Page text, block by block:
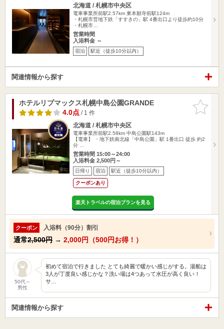
北海道 / 札幌市中央区
電車事業所前駅2.57km 東本願寺前駅124m
・札幌市営地下鉄「すすきの」駅 4番出口より徒歩約10分
・札幌市…
営業時間
入浴料金 ～
宿泊 駅近（徒歩10分以内）
関連情報から探す
お気に入
りに追加
ホテルリブマックス札幌中島公園GRANDE
4.0点/ 1 件
北海道 / 札幌市中央区
電車事業所前駅2.58km 中島公園駅143m
【電車】 ・地下鉄南北線「中島公園」駅 1番出口 徒歩 約2
分 …
営業時間 15:00～24:00
入浴料金 2,500円～
日帰り 宿泊 駅近（徒歩10分以内）
クーポンあり
楽天トラベルの宿泊プランを見る
クーポン 入浴料（90分）割引
通常2,500円 → 2,000円（500円お得！）
50代～
男性
初めて宿泊で行きました とても綺麗で暖かい感じがする。湯船は
3人が丁度良い感じかな？洗い場は4つあって水圧が高く良い！
サ…
関連情報から探す